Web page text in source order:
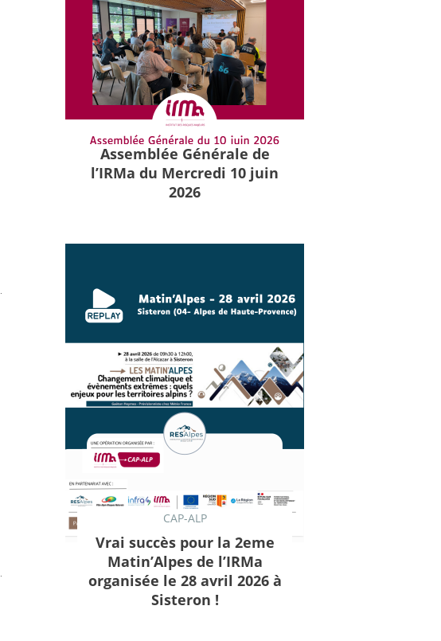
Assemblée Générale de
l’IRMa du Mercredi 10 juin
2026
CAP-ALP
Vrai succès pour la 2eme
Matin’Alpes de l’IRMa
organisée le 28 avril 2026 à
Sisteron !